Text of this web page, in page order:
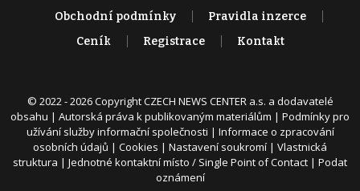
Obchodní podmínky
Pravidla inzerce
Ceník
Registrace Kontakt
© 2022 - 2026 Copyright CZECH NEWS CENTER a.s. a dodavatelé
obsahu | Autorská práva k publikovaným materiálům | Podmínky pro
užívání služby informační společnosti | Informace o zpracování
osobních údajů | Cookies | Nastavení soukromí | Vlastnická
struktura | Jednotné kontaktní místo / Single Point of Contact | Podat
oznámení